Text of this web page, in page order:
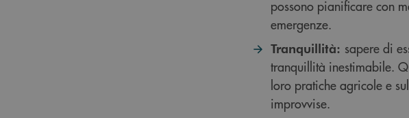
possono pianificare con
emergenze.
Tranquillità: sapere di
tranquillità inestimabile.
loro pratiche agricole e
improvvise.